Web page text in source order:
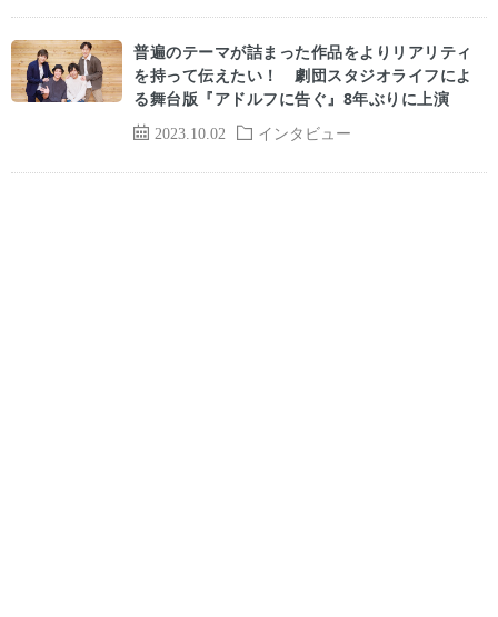
2023.10.02 インタビュー
普遍のテーマが詰まった作品をよりリアリティ
を持って伝えたい！ 劇団スタジオライフによ
る舞台版『アドルフに告ぐ』8年ぶりに上演